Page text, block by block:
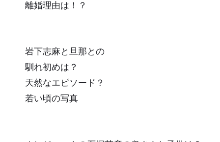
離婚理由は！？
岩下志麻と旦那との
馴れ初めは？
天然なエピソード？
若い頃の写真